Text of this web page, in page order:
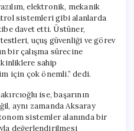
elektronik, mekanik
sistemleri gibi alanlarda
davet etti. Üstüner,
uçuş güvenliği ve görev
bir çalışma sürecine
sahip
için çok önemli.” dedi.
ise, başarının
aynı zamanda Aksaray
sistemler alanında bir
değerlendirilmesi